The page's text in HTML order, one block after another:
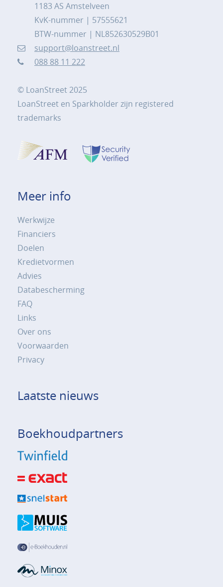
1183 AS Amstelveen
KvK-nummer | 57555621
BTW-nummer | NL852630529B01
support@loanstreet.nl
088 88 11 222
© LoanStreet 2025
LoanStreet en Sparkholder zijn registered
trademarks
Meer info
Werkwijze
Financiers
Doelen
Kredietvormen
Advies
Databescherming
FAQ
Links
Over ons
Voorwaarden
Privacy
Laatste nieuws
Boekhoudpartners